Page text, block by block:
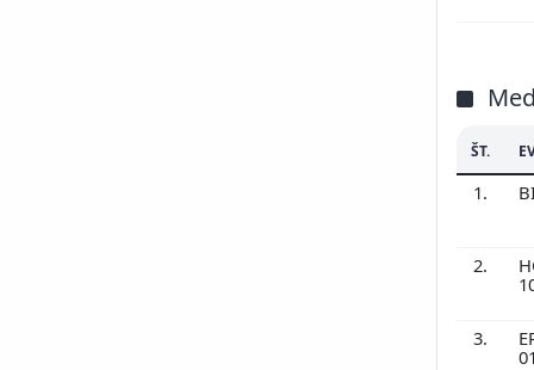
ŠT.
1.
2.
3.